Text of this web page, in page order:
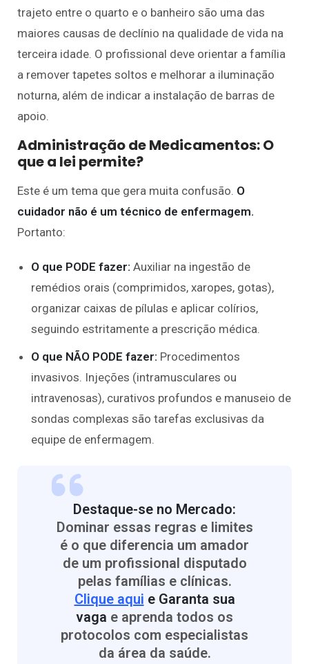
trajeto entre o quarto e o banheiro são uma das
maiores causas de declínio na qualidade de vida na
terceira idade. O profissional deve orientar a família
a remover tapetes soltos e melhorar a iluminação
noturna, além de indicar a instalação de barras de
apoio.
Administração de Medicamentos: O
que a lei permite?
Este é um tema que gera muita confusão. O
cuidador não é um técnico de enfermagem.
Portanto:
O que PODE fazer: Auxiliar na ingestão de
remédios orais (comprimidos, xaropes, gotas),
organizar caixas de pílulas e aplicar colírios,
seguindo estritamente a prescrição médica.
O que NÃO PODE fazer: Procedimentos
invasivos. Injeções (intramusculares ou
intravenosas), curativos profundos e manuseio de
sondas complexas são tarefas exclusivas da
equipe de enfermagem.
Destaque-se no Mercado:
Dominar essas regras e limites
é o que diferencia um amador
de um profissional disputado
pelas famílias e clínicas.
Clique aqui e Garanta sua
vaga e aprenda todos os
protocolos com especialistas
da área da saúde.